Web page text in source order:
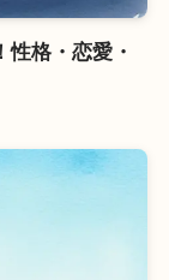
性格・恋愛・